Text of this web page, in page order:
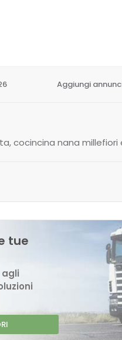
Aggiungi
cocincina nana millefiori
tue